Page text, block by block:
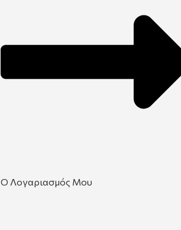
Ο Λογαριασμός Μου